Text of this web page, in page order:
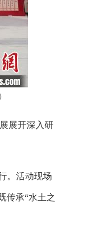
展开深入研
。活动现场
传承“水土之